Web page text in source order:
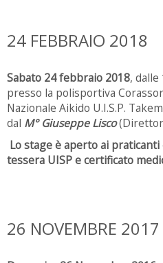
24 FEBBRAIO 2018
Sabato 24 febbraio 2018, dalle
presso la polisportiva
Nazionale Aikido U.I.S.P.
dal M° Giuseppe Lisco
Lo stage è aperto ai
tessera UISP e certificato
26 NOVEMBRE 2017